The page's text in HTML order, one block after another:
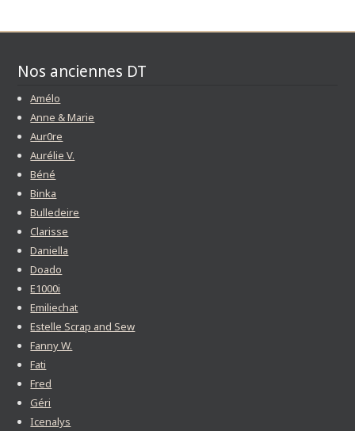
Nos anciennes DT
Amélo
Anne & Marie
Aur0re
Aurélie V.
Béné
Binka
Bulledeire
Clarisse
Daniella
Doado
E1000i
Emiliechat
Estelle Scrap and Sew
Fanny W.
Fati
Fred
Géri
Icenalys